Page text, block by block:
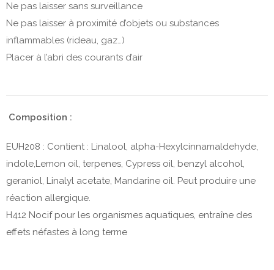
Ne pas laisser sans surveillance
Ne pas laisser à proximité d’objets ou substances
inflammables (rideau, gaz…)
Placer à l’abri des courants d’air
Composition :
EUH208 : Contient : Linalool, alpha-Hexylcinnamaldehyde,
indole,Lemon oil, terpenes, Cypress oil, benzyl alcohol,
geraniol, Linalyl acetate, Mandarine oil. Peut produire une
réaction allergique.
H412 Nocif pour les organismes aquatiques, entraîne des
effets néfastes à long terme